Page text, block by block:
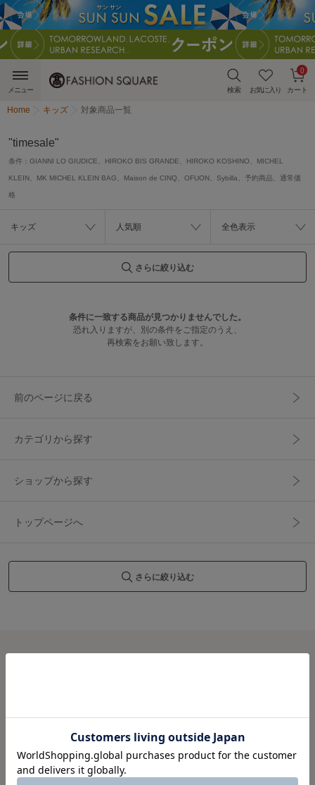
検索 お気に入り カート
0
メニュー
Home キッズ 対象商品一覧
"timesale"
条件： GIANNI LO GIUDICE、HIROKO BIS GRANDE、HIROKO KOSHINO、MICHEL
KLEIN、MK MICHEL KLEIN BAG、Maison de CINQ、OFUON、Sybilla、予約商品、通常価
格
キッズ 人気順 全色表示
さらに絞り込む
条件に一致する商品が見つかりませんでした。
恐れ入りますが、別の条件をご指定のうえ、
再検索をお願い致します。
前のページに戻る
カテゴリから探す
ショップから探す
トップページへ
さらに絞り込む
全国一律715円
返品OK